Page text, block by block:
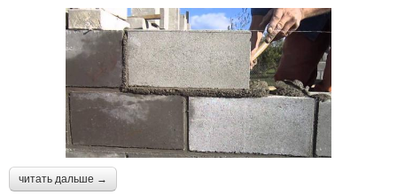
читать дальше →